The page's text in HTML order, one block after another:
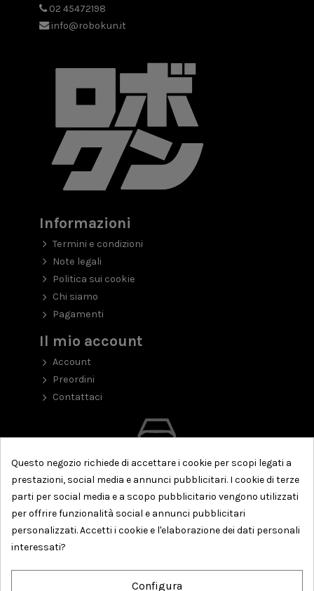
02 45472198
info@robokun.it
Informazioni
Termini e condizioni
Note legali
Politica sui cookie
Chi siamo
Pagamenti
Il mio account
Account
Preordini
Contattaci
Questo negozio richiede di accettare i cookie per scopi legati a
prestazioni, social media e annunci pubblicitari. I cookie di terze
parti per social media e a scopo pubblicitario vengono utilizzati
per offrire funzionalità social e annunci pubblicitari
personalizzati. Accetti i cookie e l'elaborazione dei dati personali
interessati?
Configura